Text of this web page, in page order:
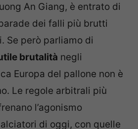
An Giang, è entrato di
dei falli più brutti
Se però parliamo di
brutalità negli
Europa del pallone non è
Le regole arbitrali più
l’agonismo
di oggi, con quelle